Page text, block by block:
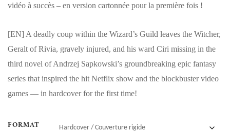
vidéo à succès – en version cartonnée pour la première fois !
[EN] A deadly coup within the Wizard’s Guild leaves the Witcher,
Geralt of Rivia, gravely injured, and his ward Ciri missing in the
third novel of Andrzej Sapkowski’s groundbreaking epic fantasy
series that inspired the hit Netflix show and the blockbuster video
games — in hardcover for the first time!
FORMAT